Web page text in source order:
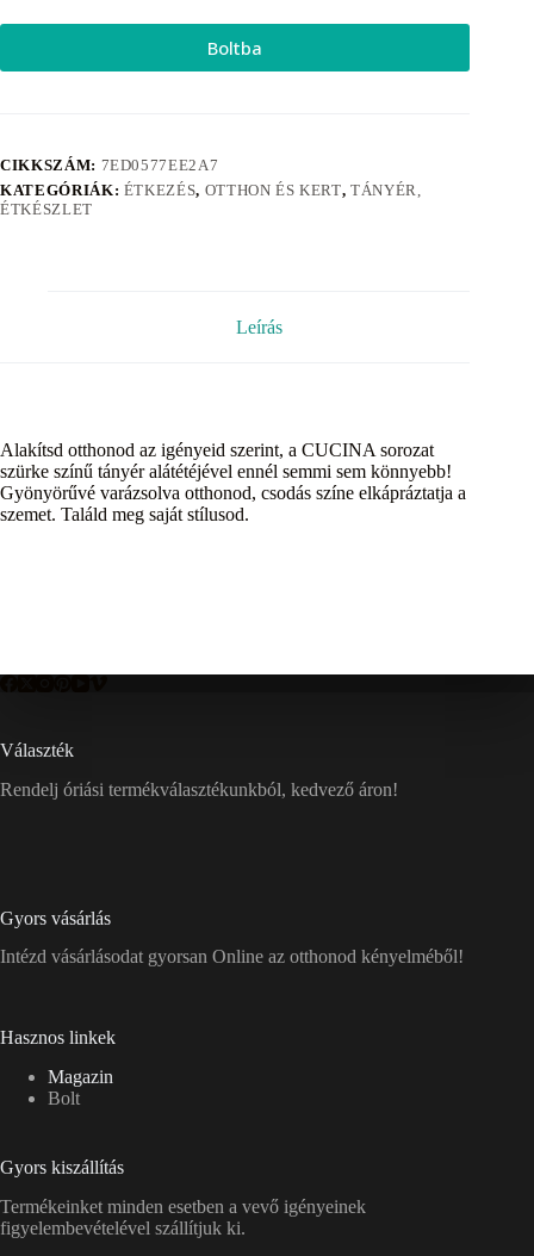
Boltba
CIKKSZÁM: 7ED0577EE2A7
KATEGÓRIÁK: ÉTKEZÉS, OTTHON ÉS KERT,TÁNYÉR,
ÉTKÉSZLET
Leírás
Alakítsd otthonod az igényeid szerint, a CUCINA sorozat
szürke színű tányér alátétéjével ennél semmi sem könnyebb!
Gyönyörűvé varázsolva otthonod, csodás színe elkápráztatja a
szemet. Találd meg saját stílusod.
Választék
Rendelj óriási termékválasztékunkból, kedvező áron!
Gyors vásárlás
Intézd vásárlásodat gyorsan Online az otthonod kényelméből!
Hasznos linkek
Magazin
Bolt
Gyors kiszállítás
Termékeinket minden esetben a vevő igényeinek
figyelembevételével szállítjuk ki.